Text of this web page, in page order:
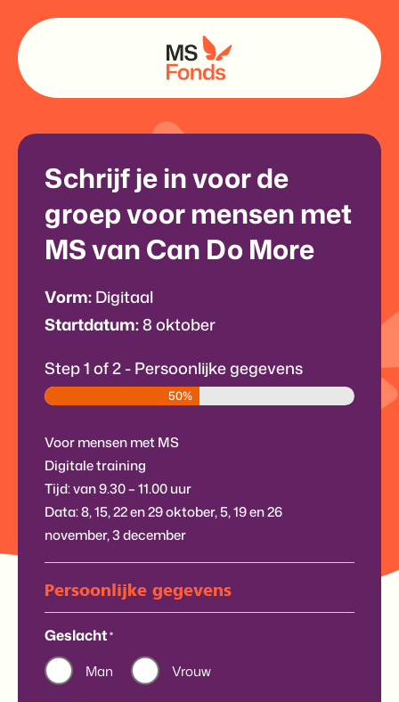
Schrijf je in voor de
groep voor mensen met
MS van Can Do More
Vorm:Digitaal
Startdatum:8 oktober
Step1of2- Persoonlijke gegevens
50%
Voor mensen met MS
Digitale training
Tijd: van 9.30 – 11.00 uur
Data: 8, 15, 22 en 29 oktober, 5, 19 en 26
november, 3 december
Persoonlijke gegevens
Geslacht*
Man Vrouw